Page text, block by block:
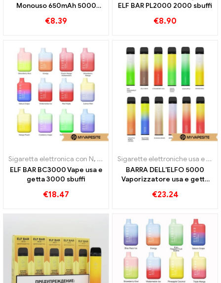
Monouso 650mAh 5000
€8.39
ELF BAR PL2000 2000 sbuffi
€8.90
Sigaretta elettronica con N, Sigarette elettroniche usa e getta
ELF BAR BC3000 Vape usa e
getta 3000 sbuffi
€18.47
Sigarette elettroniche usa e getta
BARRA DELL'ELFO 5000
Vaporizzatore usa e getta
€23.24